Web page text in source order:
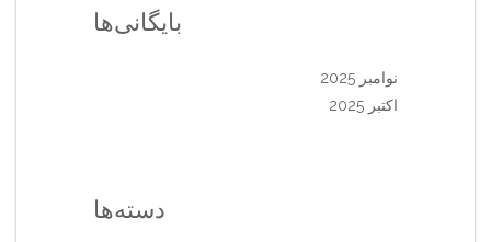
بایگانی‌ها
نوامبر 2025
اکتبر 2025
دسته‌ها